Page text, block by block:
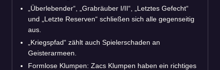
„Überlebender“, „Grabräuber I/II“, „Letztes Gefecht“
und „Letzte Reserven“ schließen sich alle gegenseitig
aus.
„Kriegspfad“ zählt auch Spielerschaden an
Geisterarmeen.
Formlose Klumpen: Zacs Klumpen haben ein richtiges